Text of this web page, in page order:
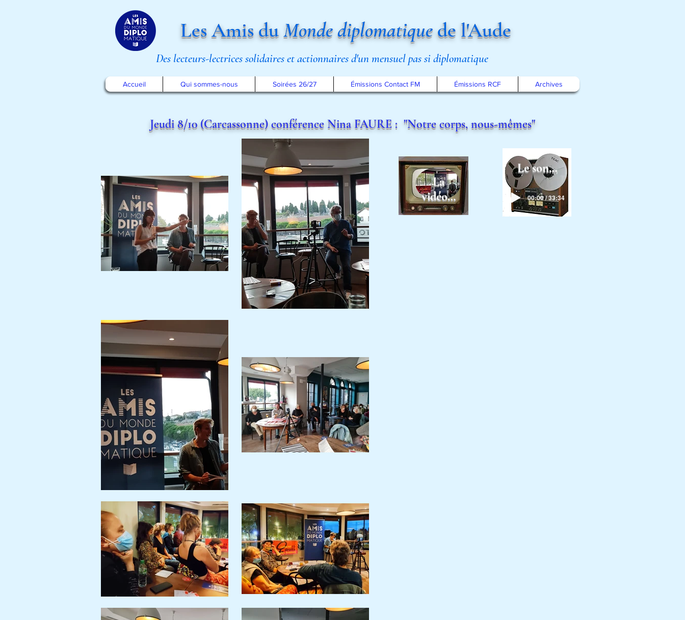
Les Amis duMonde diplomatiquede l'Aude
Des lecteurs-lectrices solidaires et actionnaires d'un mensuel pas si diplomatique
Accueil Qui sommes-nous Soirées 26/27 Émissions Contact FM Émissions RCF Archives
La
vidéo…
00:00 / 33:34
Le son…
Jeudi 8/10 (Carcassonne) conférence Nina FAURE : "Notre corps, nous-mêmes"